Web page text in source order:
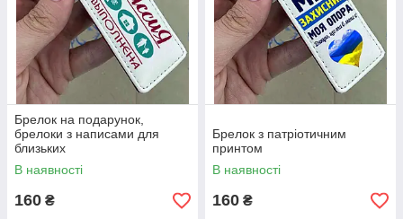
Брелок на подарунок,
брелоки з написами для
близьких
В наявності
160 ₴
Брелок з патріотичним
принтом
В наявності
160 ₴